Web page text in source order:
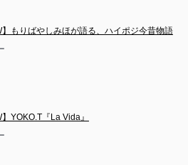
】もりばやしみほが語る、ハイポジ今昔物語
】YOKO.T『La Vida』